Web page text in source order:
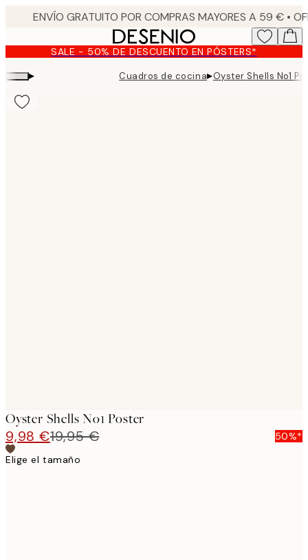
content.SALE - 50% DE DESCUENTO EN PÓSTERS*
▸ Cuadros de cocina▸Oyster Shells No1
Oyster Shells No1 Poster
9,98 €19,95 €
50%*
Elige el tamaño